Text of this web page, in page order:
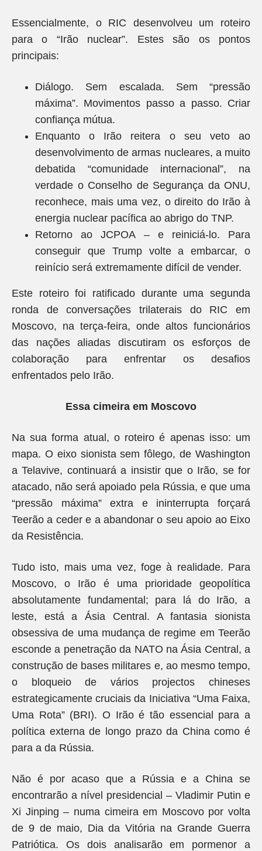
Essencialmente, o RIC desenvolveu um roteiro
para o “Irão nuclear”. Estes são os pontos
principais:
Diálogo. Sem escalada. Sem “pressão
máxima”. Movimentos passo a passo. Criar
confiança mútua.
Enquanto o Irão reitera o seu veto ao
desenvolvimento de armas nucleares, a muito
debatida “comunidade internacional”, na
verdade o Conselho de Segurança da ONU,
reconhece, mais uma vez, o direito do Irão à
energia nuclear pacífica ao abrigo do TNP.
Retorno ao JCPOA – e reiniciá-lo. Para
conseguir que Trump volte a embarcar, o
reinício será extremamente difícil de vender.
Este roteiro foi ratificado durante uma segunda
ronda de conversações trilaterais do RIC em
Moscovo, na terça-feira, onde altos funcionários
das nações aliadas discutiram os esforços de
colaboração para enfrentar os desafios
enfrentados pelo Irão.
Essa cimeira em Moscovo
Na sua forma atual, o roteiro é apenas isso: um
mapa. O eixo sionista sem fôlego, de Washington
a Telavive, continuará a insistir que o Irão, se for
atacado, não será apoiado pela Rússia, e que uma
“pressão máxima” extra e ininterrupta forçará
Teerão a ceder e a abandonar o seu apoio ao Eixo
da Resistência.
Tudo isto, mais uma vez, foge à realidade. Para
Moscovo, o Irão é uma prioridade geopolítica
absolutamente fundamental; para lá do Irão, a
leste, está a Ásia Central. A fantasia sionista
obsessiva de uma mudança de regime em Teerão
esconde a penetração da NATO na Ásia Central, a
construção de bases militares e, ao mesmo tempo,
o bloqueio de vários projectos chineses
estrategicamente cruciais da Iniciativa “Uma Faixa,
Uma Rota” (BRI). O Irão é tão essencial para a
política externa de longo prazo da China como é
para a da Rússia.
Não é por acaso que a Rússia e a China se
encontrarão a nível presidencial – Vladimir Putin e
Xi Jinping – numa cimeira em Moscovo por volta
de 9 de maio, Dia da Vitória na Grande Guerra
Patriótica. Os dois analisarão em pormenor a